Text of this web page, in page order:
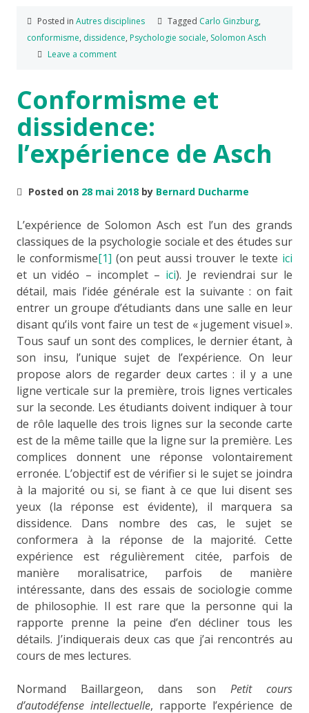
Posted in Autres disciplines Tagged Carlo Ginzburg,
conformisme, dissidence, Psychologie sociale, Solomon Asch
Leave a comment
Conformisme et
dissidence:
l’expérience de Asch
Posted on 28 mai 2018 by Bernard Ducharme
L’expérience de Solomon Asch est l’un des grands
classiques de la psychologie sociale et des études sur
le conformisme[1] (on peut aussi trouver le texte ici
et un vidéo – incomplet – ici). Je reviendrai sur le
détail, mais l’idée générale est la suivante : on fait
entrer un groupe d’étudiants dans une salle en leur
disant qu’ils vont faire un test de « jugement visuel ».
Tous sauf un sont des complices, le dernier étant, à
son insu, l’unique sujet de l’expérience. On leur
propose alors de regarder deux cartes : il y a une
ligne verticale sur la première, trois lignes verticales
sur la seconde. Les étudiants doivent indiquer à tour
de rôle laquelle des trois lignes sur la seconde carte
est de la même taille que la ligne sur la première. Les
complices donnent une réponse volontairement
erronée. L’objectif est de vérifier si le sujet se joindra
à la majorité ou si, se fiant à ce que lui disent ses
yeux (la réponse est évidente), il marquera sa
dissidence. Dans nombre des cas, le sujet se
conformera à la réponse de la majorité. Cette
expérience est régulièrement citée, parfois de
manière moralisatrice, parfois de manière
intéressante, dans des essais de sociologie comme
de philosophie. Il est rare que la personne qui la
rapporte prenne la peine d’en décliner tous les
détails. J’indiquerais deux cas que j’ai rencontrés au
cours de mes lectures.
Normand Baillargeon, dans sonPetit cours
d’autodéfense intellectuelle, rapporte l’expérience de